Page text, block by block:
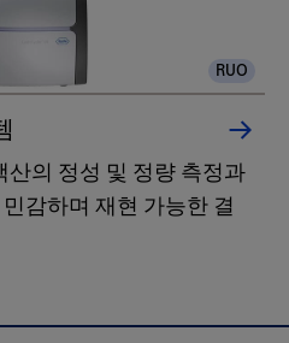
RUO
산의 정성 및 정량 측정과
감하며 재현 가능한 결